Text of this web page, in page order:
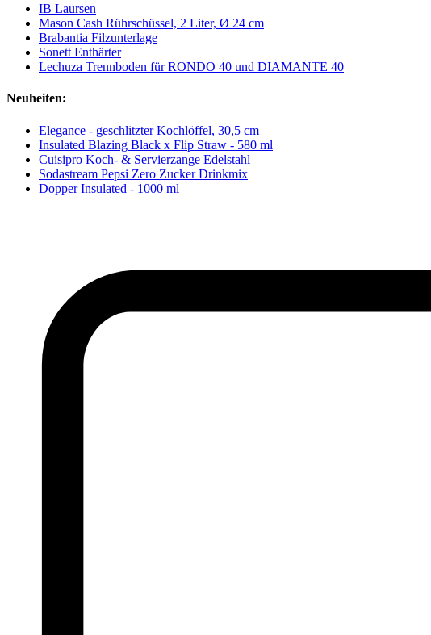
IB Laursen
Mason Cash Rührschüssel, 2 Liter, Ø 24 cm
Brabantia Filzunterlage
Sonett Enthärter
Lechuza Trennboden für RONDO 40 und DIAMANTE 40
Neuheiten:
Elegance - geschlitzter Kochlöffel, 30,5 cm
Insulated Blazing Black x Flip Straw - 580 ml
Cuisipro Koch- & Servierzange Edelstahl
Sodastream Pepsi Zero Zucker Drinkmix
Dopper Insulated - 1000 ml